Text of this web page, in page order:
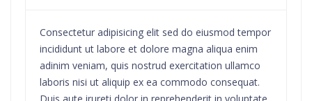
Consectetur adipisicing elit sed do eiusmod tempor
incididunt ut labore et dolore magna aliqua enim
adinim veniam, quis nostrud exercitation ullamco
laboris nisi ut aliquip ex ea commodo consequat.